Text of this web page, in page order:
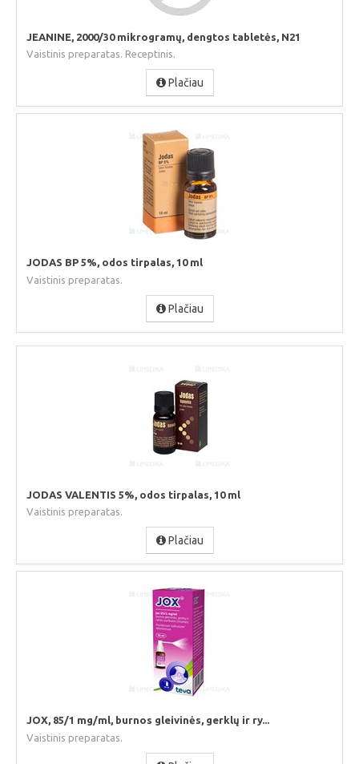
JEANINE, 2000/30 mikrogramų, dengtos tabletės, N21
Vaistinis preparatas. Receptinis.
Plačiau
JODAS BP 5%, odos tirpalas, 10 ml
Vaistinis preparatas.
Plačiau
JODAS VALENTIS 5%, odos tirpalas, 10 ml
Vaistinis preparatas.
Plačiau
JOX, 85/1 mg/ml, burnos gleivinės, gerklų ir ry...
Vaistinis preparatas.